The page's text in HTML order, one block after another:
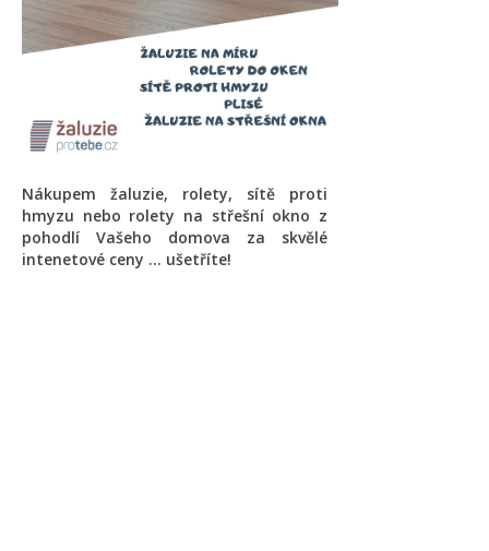
Nákupem žaluzie, rolety, sítě proti
hmyzu nebo rolety na střešní okno z
pohodlí Vašeho domova za skvělé
intenetové ceny ... ušetříte!